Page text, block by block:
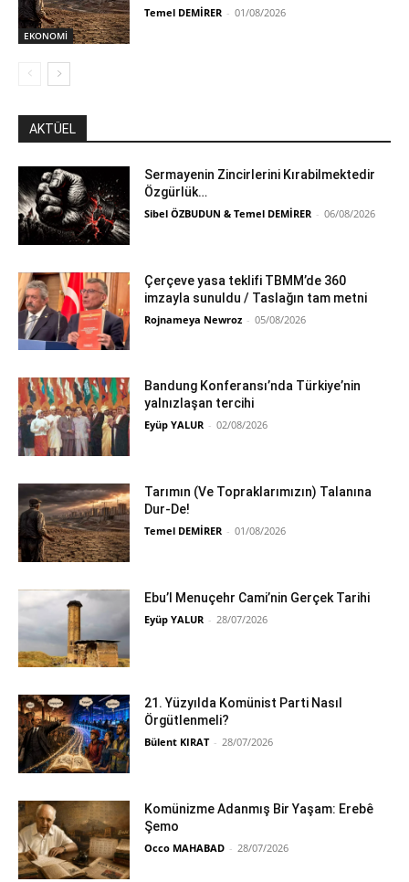
EKONOMİ
Temel DEMİRER - 01/08/2026
AKTÜEL
Sermayenin Zincirlerini Kırabilmektedir
Özgürlük…
Sibel ÖZBUDUN & Temel DEMİRER - 06/08/2026
Çerçeve yasa teklifi TBMM’de 360
imzayla sunuldu / Taslağın tam metni
Rojnameya Newroz - 05/08/2026
Bandung Konferansı’nda Türkiye’nin
yalnızlaşan tercihi
Eyüp YALUR - 02/08/2026
Tarımın (Ve Topraklarımızın) Talanına
Dur-De!
Temel DEMİRER - 01/08/2026
Ebu’l Menuçehr Cami’nin Gerçek Tarihi
Eyüp YALUR - 28/07/2026
21. Yüzyılda Komünist Parti Nasıl
Örgütlenmeli?
Bülent KIRAT - 28/07/2026
Komünizme Adanmış Bir Yaşam: Erebê
Şemo
Occo MAHABAD - 28/07/2026